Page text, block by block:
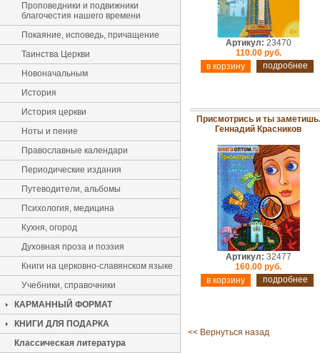
Проповедники и подвижники
благочестия нашего времени
Покаяние, исповедь, причащение
Таинства Церкви
Новоначальным
История
История церкви
Ноты и пение
Православные календари
Периодические издания
Путеводители, альбомы
Психология, медицина
Кухня, огород
Духовная проза и поэзия
Книги на церковно-славянском языке
Учебники, справочники
КАРМАННЫЙ ФОРМАТ
КНИГИ ДЛЯ ПОДАРКА
Классическая литература
Артикул: 23470
110.00 руб.
подробнее
Присмотрись и ты заметишь.
Геннадий Красников
Артикул: 32477
160.00 руб.
подробнее
<< Вернуться назад